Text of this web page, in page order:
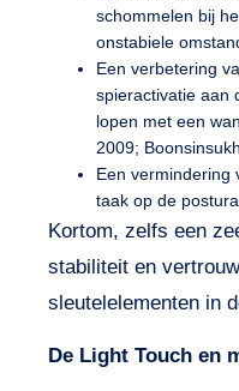
schommelen bij
onstabiele
Een verbetering
spieractivatie aan
lopen met een
2009;
Een vermindering
taak op de
Kortom, zelfs een
stabiliteit en
sleutelelementen in
De Light Touch en